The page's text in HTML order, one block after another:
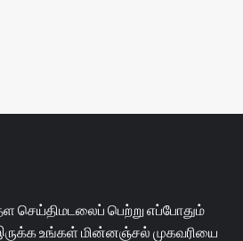
பெற்று எப்போதும்
உங்கள் மின்னஞ்சல் முகவரியை